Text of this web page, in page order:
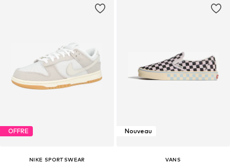
OFFRE
NIKE SPORTSWEAR
Nouveau
VANS